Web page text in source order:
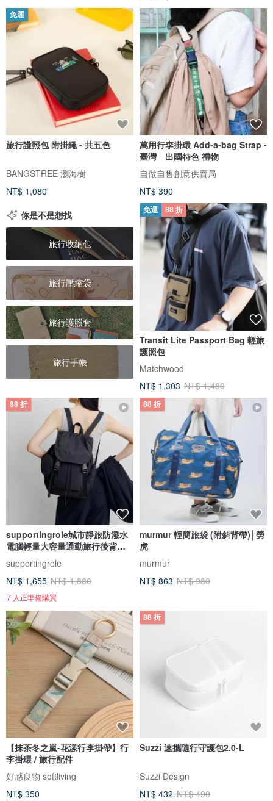
免運
旅行護照包 附掛繩 - 共五色
BANGSTREE 瀏海樹
NT$ 1,080
萬用行李掛環 Add-a-bag Strap -
臺灣 出國特色 禮物
自做自售創意供賣局
NT$ 390
你是不是想找
旅行收納包
旅行壓縮袋
旅行護照套
旅行手帳
免運 88 折
Transit Lite Passport Bag 輕旅
護照包
Matchwood
NT$ 1,303 NT$ 1,480
88 折
supportingrole城市靜旅防潑水
電腦輕量大容量通勤旅行後背包
supportingrole
NT$ 1,655 NT$ 1,880
7 人正準備購買
88 折
murmur 輕簡旅袋 (附斜背帶)│勞
虎
murmur
NT$ 863 NT$ 980
【抹茶冬之嵐-花漾行李掛帶】行
李掛環 / 旅行配件
好感良物 softliving
NT$ 350
88 折
Suzzi 速攜隨行守護包2.0-L
Suzzi Design
NT$ 432 NT$ 490